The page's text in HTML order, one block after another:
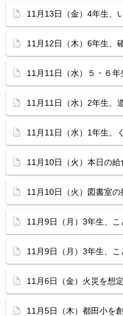
11月13日（金）4年生、
11月12日（木）6年生、
11月11日（水）５・６
11月11日（水）2年生、
11月11日（水）1年生、
11月10日（火）本日の給
11月10日（火）図書室の
11月9日（月）3年生、
11月9日（月）3年生、
11月6日（金）火災を想
11月5日（木）都田小を